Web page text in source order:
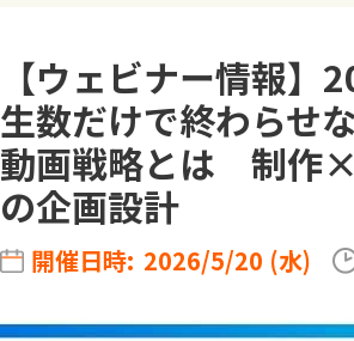
【ウェビナー情報
生数だけで終わらせ
動画戦略とは 制作×
の企画設計
開催日時: 2026/5/20 (水)